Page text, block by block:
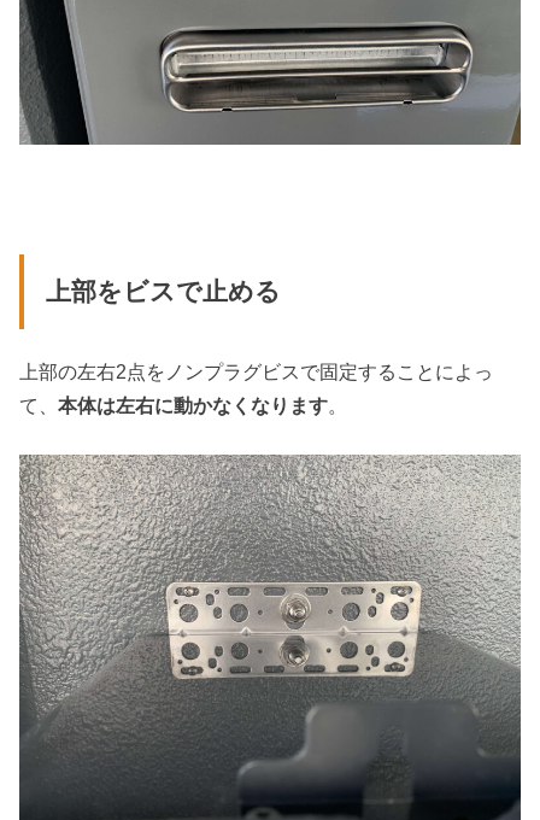
上部をビスで止める
上部の左右2点をノンプラグビスで固定することによっ
て、本体は左右に動かなくなります。